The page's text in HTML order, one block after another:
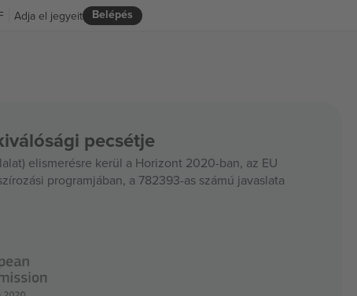
Belépés
Adja el jegyeit
pecsétje
elismerésre kerül a Horizont 2020-ban, az EU
programjában, a 782393-as számú javaslata